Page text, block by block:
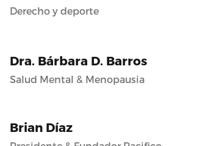
Derecho y deporte
Dra. Bárbara D. Barros
Salud Mental & Menopausia
Brian Díaz